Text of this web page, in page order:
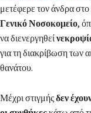
μετέφερε τον άνδρα στο
Γενικό Νοσοκομείο,
να διενεργηθεί
για τη διακρίβωση των
θανάτου.
Μέχρι στιγμήςδεν